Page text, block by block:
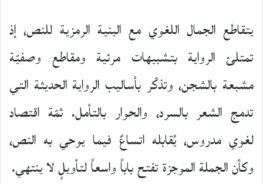
يتقاطع الجمال اللغوي مع البنية الرمزية للنص، إذ
تمتلئ الرواية بتشبيهات مرئية ومقاطع وصفيّة
مشبعة بالشجن، وتذكّر بأساليب الرواية الحديثة التي
تدمج الشعر بالسرد، والحوار بالتأمل. ثمّة اقتصاد
لغوي مدروس، يُقابله اتساعٌ فيما يوحي به النص،
وكأن الجملة الموجزة تفتح باباً واسعاً لتأويلٍ لا ينتهي.